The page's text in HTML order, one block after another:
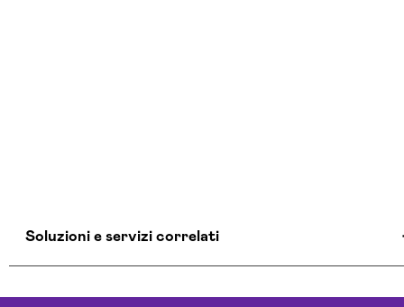
Soluzioni e servizi correlati
Agenzia Creativa Isernia